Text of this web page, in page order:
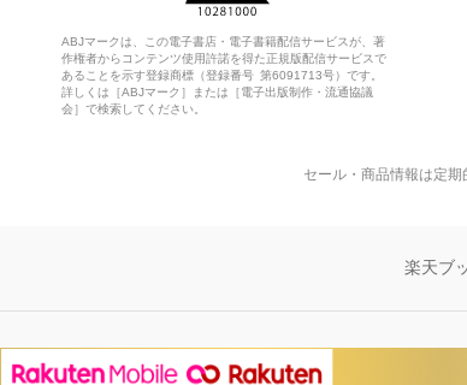
ABJマークは、この電子書店・電子書籍配信サービスが、著
作権者からコンテンツ使用許諾を得た正規版配信サービスで
あることを示す登録商標（登録番号 第6091713号）です。
詳しくは［ABJマーク］または［電子出版制作・流通協議
会］で検索してください。
セール・商品情報は定
楽天ブ